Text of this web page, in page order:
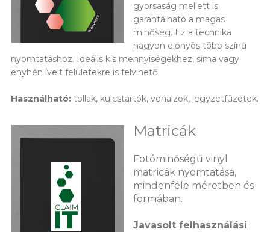
gyorsaság mellett is
garantálható a magas
minőség. Ez a technika
nagyon előnyös több színű
nyomtatáshoz. Ideális kis mennyiségekhez, sima vagy
enyhén ívelt felületekre is felvihető.
Használható:tollak, kulcstartók, vonalzók, jegyzetfüzetek.
Matricák
Fotóminőségű vinyl
matricák nyomtatása,
mindenféle méretben és
formában.
Javasolt felhasználási